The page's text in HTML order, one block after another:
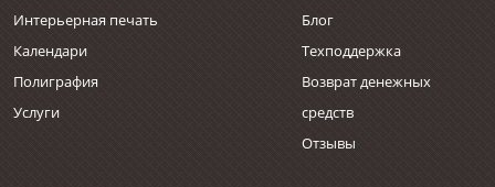
Интерьерная печать
Календари
Полиграфия
Услуги
Блог
Техподдержка
Возврат денежных
средств
Отзывы